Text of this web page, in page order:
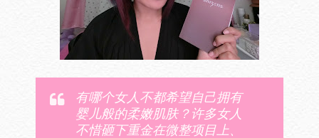
有哪个女人不都希望自己拥有
婴儿般的柔嫩肌肤？许多女人
不惜砸下重金在微整项目上、